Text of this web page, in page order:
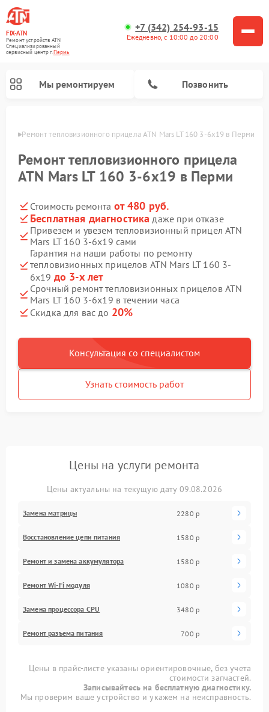
FIX-ATN
Ремонт устройств ATN
Специализированный
cервисный центр г.Пермь
+7 (342) 254-93-15
Ежедневно, с 10:00 до 20:00
Мы ремонтируем Позвонить
Ремонт тепловизионного прицела ATN Mars LT 160 3-6x19 в Перми
Ремонт тепловизионного прицела
ATN Mars LT 160 3-6x19 в Перми
Стоимость ремонта от 480 руб.
Бесплатная диагностика даже при отказе
Привезем и увезем тепловизионный прицел ATN
Mars LT 160 3-6x19 сами
Гарантия на наши работы по ремонту
тепловизионных прицелов ATN Mars LT 160 3-
6x19 до 3-х лет
Срочный ремонт тепловизионных прицелов ATN
Mars LT 160 3-6x19 в течении часа
Скидка для вас до 20%
Консультация со специалистом
Узнать стоимость работ
Цены на услуги ремонта
Цены актуальны на текущую дату 09.08.2026
Замена матрицы 2280 р
Восстановление цепи питания 1580 р
Ремонт и замена аккумулятора 1580 р
Ремонт Wi-Fi модуля 1080 р
Замена процессора CPU 3480 р
Ремонт разъема питания 700 р
Цены в прайс-листе указаны ориентировочные, без учета
стоимости запчастей.
Записывайтесь на бесплатную диагностику.
Мы проверим ваше устройство и укажем на неисправность.